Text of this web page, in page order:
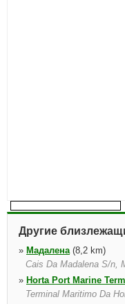
Другие
» Мадалена(8,2 km)
Cais Da Madalena S/n,
» Horta Port Marine
Terminal Maritimo Da